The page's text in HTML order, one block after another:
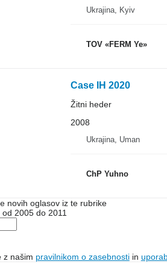
Ukrajina, Kyiv
TOV «FERM Ye»
Case IH 2020
Žitni heder
2008
Ukrajina, Uman
ChP Yuhno
novih oglasov iz te rubrike
od 2005 do 2011
z našim pravilnikom o zasebnostiin